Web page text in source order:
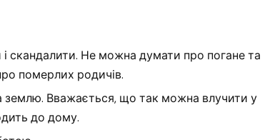
скандалити. Не можна думати про погане та
померлих родичів.
Вважається, що так можна влучити у
до дому.